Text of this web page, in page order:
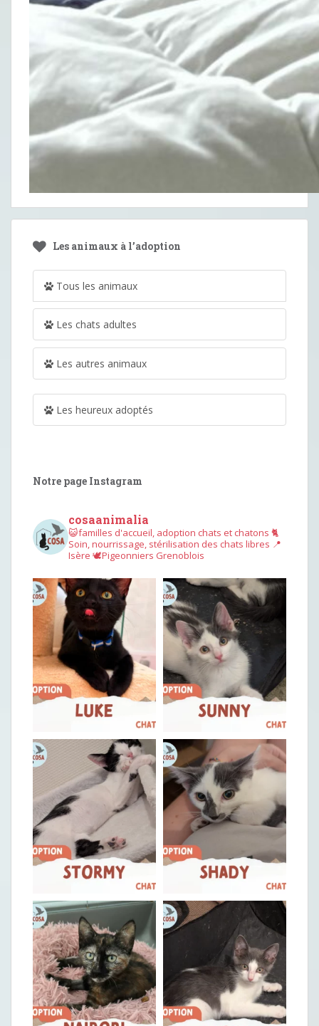
Les animaux à l’adoption
Tous les animaux
Les chats adultes
Les autres animaux
Les heureux adoptés
Notre page Instagram
cosaanimalia
😺familles d'accueil, adoption chats et chatons 🐈
Soin, nourrissage, stérilisation des chats libres 📍
Isère 🕊︎Pigeonniers Grenoblois